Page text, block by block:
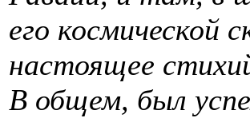
его космической
настоящее
В общем, был